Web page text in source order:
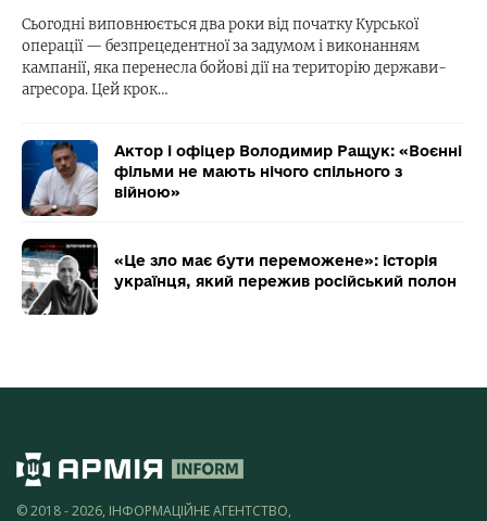
Сьогодні виповнюється два роки від початку Курської
операції — безпрецедентної за задумом і виконанням
кампанії, яка перенесла бойові дії на територію держави-
агресора. Цей крок…
Актор і офіцер Володимир Ращук: «Воєнні
фільми не мають нічого спільного з
війною»
«Це зло має бути переможене»: історія
українця, який пережив російський полон
© 2018 - 2026, ІНФОРМАЦІЙНЕ АГЕНТСТВО,